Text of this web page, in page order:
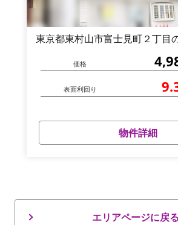
東京都東村山市富士見町２丁目
価格
表面利回り
物件詳細
エリアページに戻る